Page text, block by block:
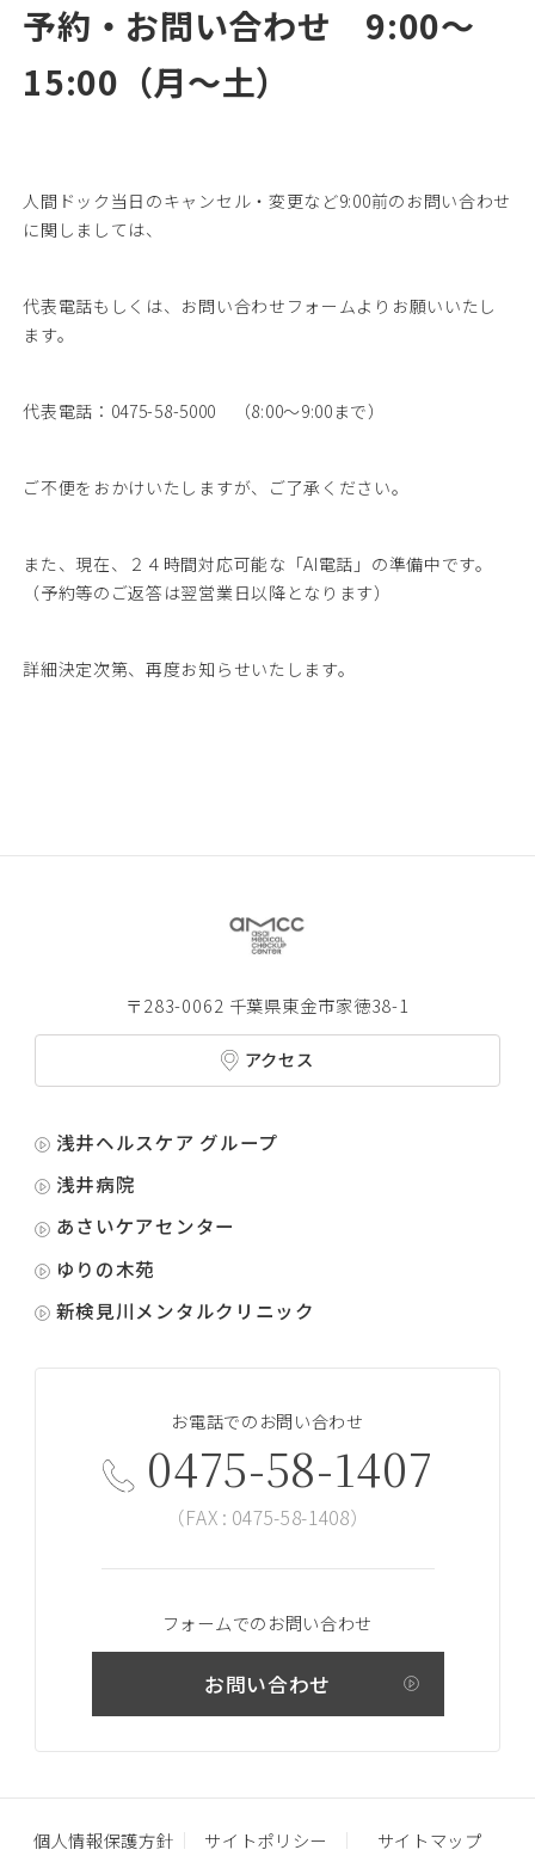
予約・お問い合わせ 9:00～
15:00（月～土）
人間ドック当日のキャンセル・変更など9:00前のお問い合わせ
に関しましては、
代表電話もしくは、お問い合わせフォームよりお願いいたし
ます。
代表電話：0475-58-5000 （8:00～9:00まで）
ご不便をおかけいたしますが、ご了承ください。
また、現在、２４時間対応可能な「AI電話」の準備中です。
（予約等のご返答は翌営業日以降となります）
詳細決定次第、再度お知らせいたします。
〒283-0062 千葉県東金市家徳38-1
アクセス
浅井ヘルスケア グループ
浅井病院
あさいケアセンター
ゆりの木苑
新検見川メンタルクリニック
お電話でのお問い合わせ
0475-58-1407
（FAX : 0475-58-1408）
フォームでのお問い合わせ
お問い合わせ
個人情報保護方針 サイトポリシー サイトマップ